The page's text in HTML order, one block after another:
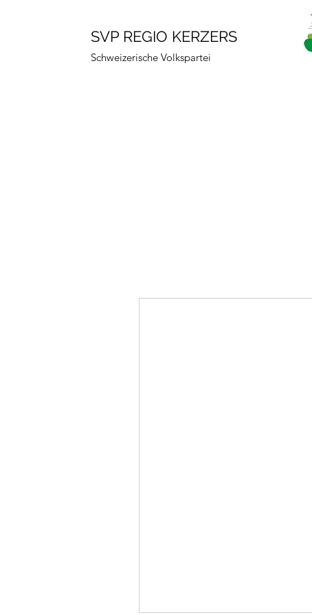
SVP REGIO KERZERS
Schweizerische Volkspartei